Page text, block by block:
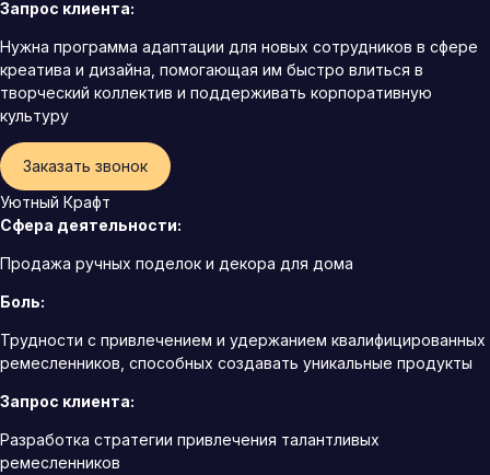
Запрос клиента:
Нужна программа адаптации для новых сотрудников в сфере
креатива и дизайна, помогающая им быстро влиться в
творческий коллектив и поддерживать корпоративную
культуру
Заказать звонок
Уютный Крафт
Сфера деятельности:
Продажа ручных поделок и декора для дома
Боль:
Трудности с привлечением и удержанием квалифицированных
ремесленников, способных создавать уникальные продукты
Запрос клиента:
Разработка стратегии привлечения талантливых
ремесленников